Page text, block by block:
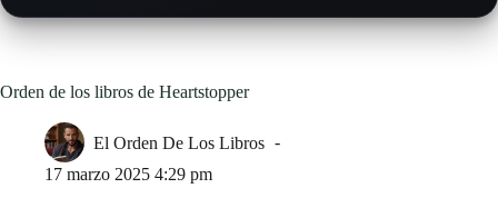
Orden de los libros de Heartstopper
El Orden De Los Libros
17 marzo 2025 4:29 pm